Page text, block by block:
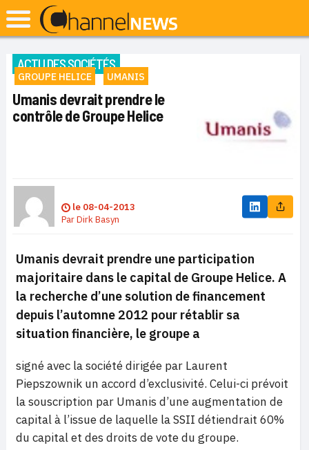
ACTU DES SOCIÉTÉS
GROUPE HELICE UMANIS
Umanis devrait prendre le
contrôle de Groupe Helice
le 08-04-2013
ParDirk Basyn
Umanis devrait prendre une participation
majoritaire dans le capital de Groupe Helice. A
la recherche d’une solution de financement
depuis l’automne 2012 pour rétablir sa
situation financière, le groupe a
signé avec la société dirigée par Laurent
Piepszownik un accord d’exclusivité. Celui-ci prévoit
la souscription par Umanis d’une augmentation de
capital à l’issue de laquelle la SSII détiendrait 60%
du capital et des droits de vote du groupe.